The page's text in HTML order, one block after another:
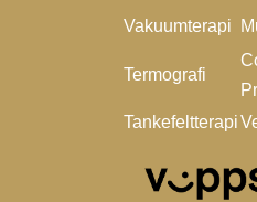
Vakuumterapi
Termografi
Tankefeltterapi